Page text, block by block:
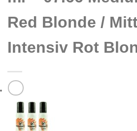
Red Blonde /
Intensiv Rot